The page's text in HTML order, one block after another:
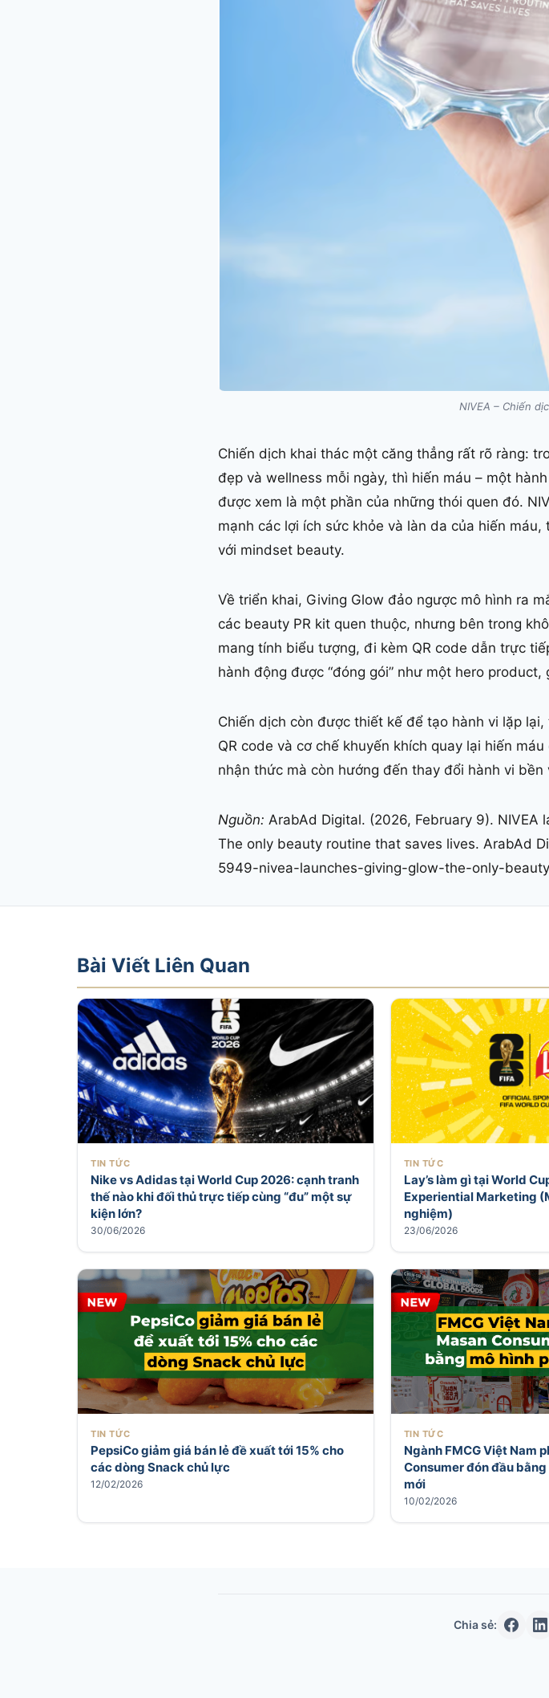
NIVEA – Chiến
Chiến dịch khai thác một căng thẳng rất rõ ràng:
đẹp và wellness mỗi ngày, thì hiến máu – một
được xem là một phần của những thói quen đó.
mạnh các lợi ích sức khỏe và làn da của hiến
với mindset beauty.
Về triển khai, Giving Glow đảo ngược mô hình ra
các beauty PR kit quen thuộc, nhưng bên trong
mang tính biểu tượng, đi kèm QR code dẫn trực
hành động được “đóng gói” như một hero
Chiến dịch còn được thiết kế để tạo hành vi lặp
QR code và cơ chế khuyến khích quay lại hiến
nhận thức mà còn hướng đến thay đổi hành vi bền
Nguồn: ArabAd Digital. (2026, February 9). NIVEA
The only beauty routine that saves lives. ArabAd
5949-nivea-launches-giving-glow-the-only-
Bài Viết Liên Quan
TIN TỨC
Nike vs Adidas tại World Cup 2026: cạnh tranh
thế nào khi đối thủ trực tiếp cùng “đu” một sự
kiện lớn?
30/06/2026
TIN TỨC
Lay’s làm gì tại World
Experiential Marketing
nghiệm)
23/06/2026
TIN TỨC
PepsiCo giảm giá bán lẻ đề xuất tới 15% cho
các dòng Snack chủ lực
12/02/2026
TIN TỨC
Ngành FMCG Việt Nam
Consumer đón đầu
mới
10/02/2026
Chia sẻ: